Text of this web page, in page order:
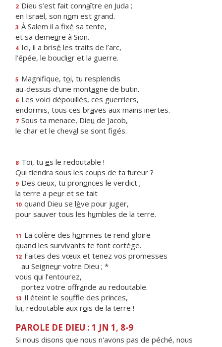
2 Dieu s’est fait connaître en Juda ;
en Israël, son nom est grand.
3 À Salem il a fixé sa tente,
et sa demeure à Sion.
4 Ici, il a brisé les traits de l’arc,
l’épée, le bouclier et la guerre.
5 Magnifique, toi, tu resplendis
au-dessus d’une montagne de butin.
6 Les voici dépouillés, ces guerriers,
endormis, tous ces braves aux mains inertes.
7 Sous ta menace, Dieu de Jacob,
le char et le cheval se sont figés.
8 Toi, tu es le redoutable !
Qui tiendra sous les coups de ta fureur ?
9 Des cieux, tu prononces le verdict ;
la terre a peur et se tait
10 quand Dieu se lève pour juger,
pour sauver tous les humbles de la terre.
11 La colère des hommes te rend gloire
quand les survivants te font cortège.
12 Faites des vœux et tenez vos promesses
au Seigneur votre Dieu ; *
vous qui l’entourez,
portez votre offrande au redoutable.
13 Il éteint le souffle des princes,
lui, redoutable aux rois de la terre !
PAROLE DE DIEU : 1 JN 1, 8-9
Si nous disons que nous n'avons pas de péché, nous